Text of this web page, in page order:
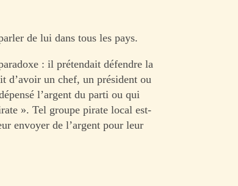
de lui dans tous les pays.
: il prétendait défendre la
d’avoir un chef, un président ou
l’argent du parti ou qui
». Tel groupe pirate local est-
envoyer de l’argent pour leur